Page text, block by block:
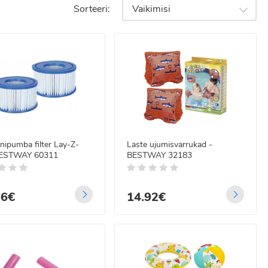
kuumal suvepäeval.
Sorteeri: Vaikimisi
filter Lay-Z-
60311
Laste ujumisvarrukad -
BESTWAY 32183
14.92€